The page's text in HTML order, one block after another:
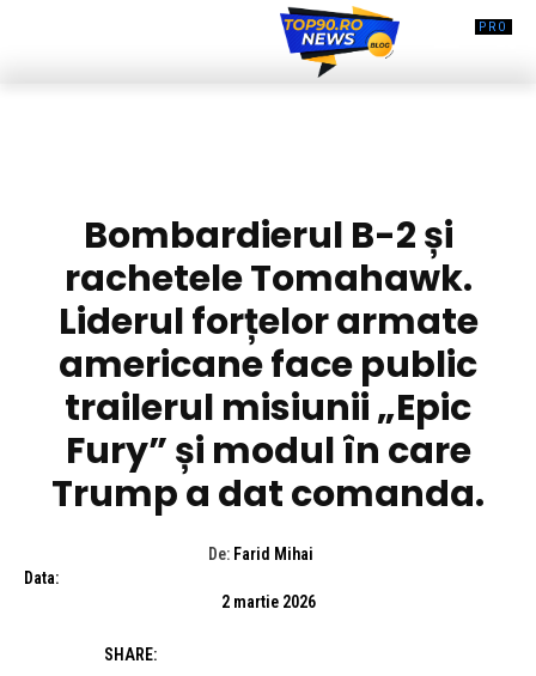
Bombardierul B-2 și
rachetele Tomahawk.
Liderul forțelor armate
americane face public
trailerul misiunii „Epic
Fury” și modul în care
Trump a dat comanda.
De: Farid Mihai
Data:
2 martie 2026
SHARE: